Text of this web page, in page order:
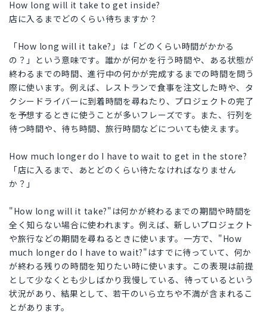
How long will it take to get inside?
店に入るまでどのくらい待ちますか？
「How long will it take?」は「どのくらい時間がかかる
の？」という意味です。誰かが何かを行う時間や、ある状態が
終わるまでの時間、進行中の何かが完成するまでの時間を問う
際に使います。例えば、レストランで食事を注文した時や、タ
クシードライバーに到着時間を尋ねたり、プロジェクトの完了
を予想するときに使うことが多いフレーズです。また、行列を
待つ時間や、待ち時間、旅行時間などについても使えます。
How much longer do I have to wait to get in the store?
「店に入るまで、あとどのくらい待たなければなりません
か？」
"How long will it take?"は何かが終わるまでの期間や時間を
全く知らない場合に使われます。例えば、新しいプロジェクト
や旅行などの期間を尋ねるときに使います。一方で、"How
much longer do I have to wait?"はすでに待っていて、何か
が終わる残りの時間を知りたい時に使います。この表現は前提
として少なくとも少しばかり我慢している、待っているという
状況があり、結果として、若干のいら立ちや不満が含まれるこ
とがあります。